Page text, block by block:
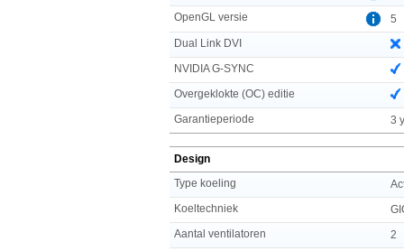
OpenGL versie
5
Dual Link DVI
NVIDIA G-SYNC
Overgeklokte (OC) editie
Garantieperiode
3
Design
Type koeling
Koeltechniek
Aantal ventilatoren
2